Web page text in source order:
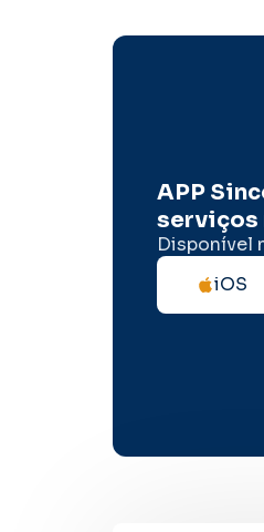
APP
serviços
Disponível
iOS